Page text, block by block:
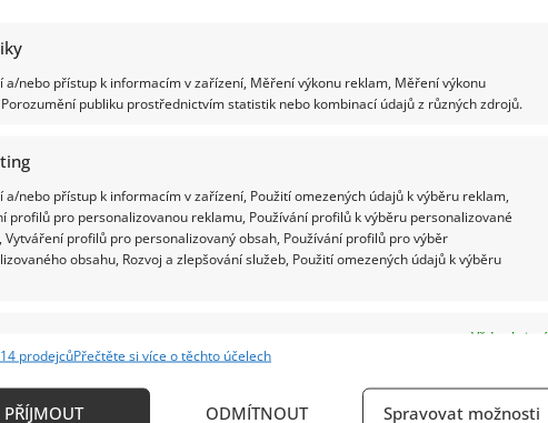
a/nebo přístup k informacím v zařízení, Měření výkonu reklam, Měření výkonu
publiku prostřednictvím statistik nebo kombinací údajů z různých zdrojů.
a/nebo přístup k informacím v zařízení, Použití omezených údajů k výběru reklam,
profilů pro personalizovanou reklamu, Používání profilů k výběru personalizované
Vytváření profilů pro personalizovaný obsah, Používání profilů pro výběr
obsahu, Rozvoj a zlepšování služeb, Použití omezených údajů k výběru
Vždy aktivní
zařízení na základě automaticky přenášených informací.
prodejcůPřečtěte si více o těchto účelech
PŘÍJMOUT ODMÍTNOUT Spravovat možnosti